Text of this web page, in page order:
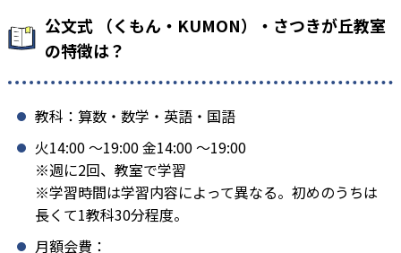
公文式 （くもん・KUMON）・さつきが丘教室
の特徴は？
教科：算数・数学・英語・国語
火14:00 〜19:00 金14:00 〜19:00
※週に2回、教室で学習
※学習時間は学習内容によって異なる。初めのうちは
長くて1教科30分程度。
月額会費：